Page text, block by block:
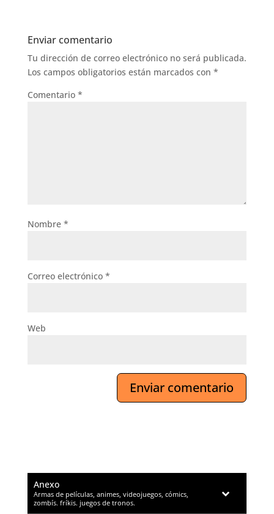
Enviar comentario
Tu dirección de correo electrónico no será publicada.
Los campos obligatorios están marcados con *
Comentario *
Nombre *
Correo electrónico *
Web
Anexo
–
Armas de películas, animes, videojuegos, cómics,
zombís. fríkis. juegos de tronos.